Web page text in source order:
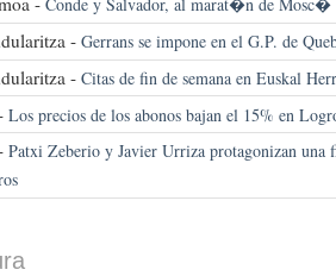
Conde y Salvador, al marat�n de Mosc�
- Gerrans se impone en el G.P. de
- Citas de fin de semana en Euskal
Los precios de los abonos bajan el 15% en
Patxi Zeberio y Javier Urriza protagonizan